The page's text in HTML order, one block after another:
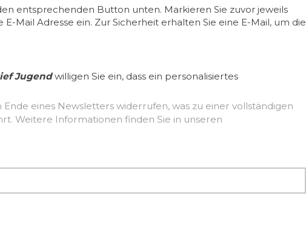
entsprechenden Button unten. Markieren Sie zuvor jeweils
Mail Adresse ein. Zur Sicherheit erhalten Sie eine E-Mail, um die
Jugendwilligen Sie ein, dass ein personalisiertes
eines Newsletters widerrufen, was zu einer vollständigen
Löschung der erhobenen Nutzerdaten führt. Weitere Informationen finden Sie in unseren